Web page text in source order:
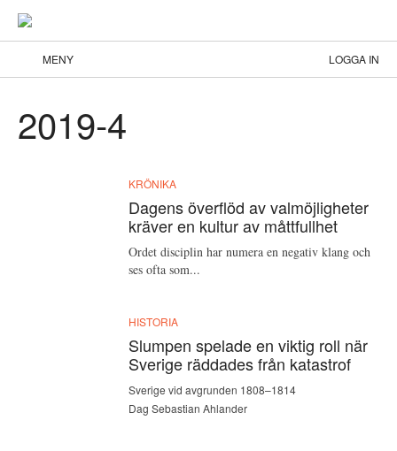
MENY LOGGA IN
2019-4
KRÖNIKA
Dagens överflöd av valmöjligheter
kräver en kultur av måttfullhet
Ordet disciplin har numera en negativ klang och
ses ofta som...
HISTORIA
Slumpen spelade en viktig roll när
Sverige räddades från katastrof
Sverige vid avgrunden 1808–1814
Dag Sebastian Ahlander